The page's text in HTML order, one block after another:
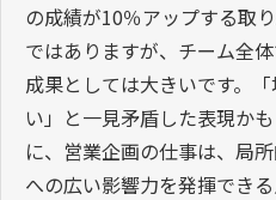
の成績が10％アップする取
ではありますが、チーム全
成果としては大きいです。
い」と一見矛盾した表現か
に、営業企画の仕事は、局
への広い影響力を発揮でき